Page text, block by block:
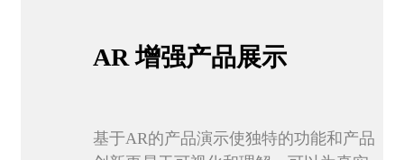
AR增强产品展示
基于AR的产品演示使独特的功能和产品